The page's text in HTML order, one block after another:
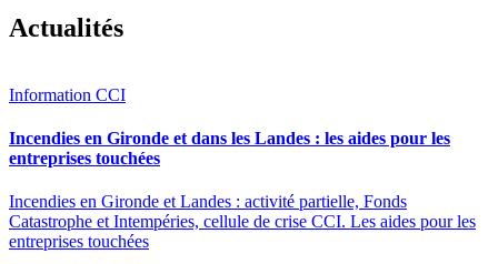
Actualités
Information CCI
Incendies en Gironde et dans les Landes : les aides pour les
entreprises touchées
Incendies en Gironde et Landes : activité partielle, Fonds
Catastrophe et Intempéries, cellule de crise CCI. Les aides pour les
entreprises touchées